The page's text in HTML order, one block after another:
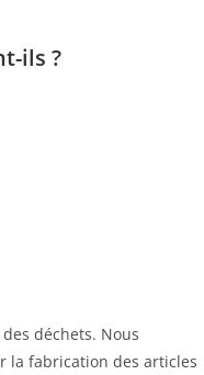
ils ?
déchets. Nous
la fabrication des articles